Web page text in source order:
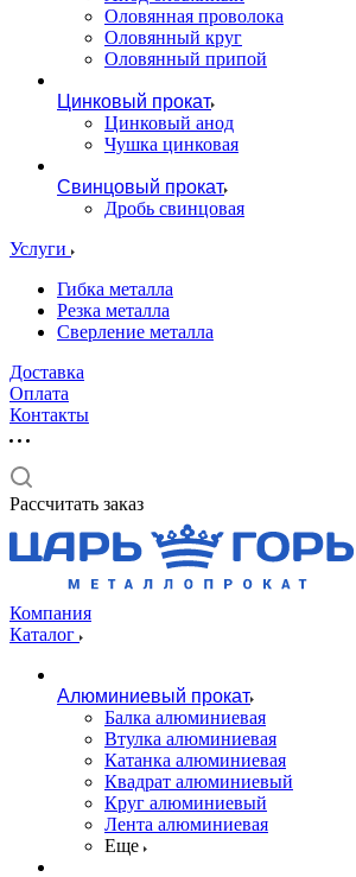
Оловянная проволока
Оловянный круг
Оловянный припой
Цинковый прокат
Цинковый анод
Чушка цинковая
Свинцовый прокат
Дробь свинцовая
Услуги
Гибка металла
Резка металла
Сверление металла
Доставка
Оплата
Контакты
Рассчитать заказ
Компания
Каталог
Алюминиевый прокат
Балка алюминиевая
Втулка алюминиевая
Катанка алюминиевая
Квадрат алюминиевый
Круг алюминиевый
Лента алюминиевая
Еще